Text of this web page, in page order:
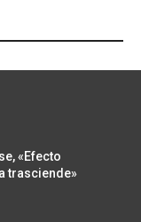
«Efecto
trasciende»